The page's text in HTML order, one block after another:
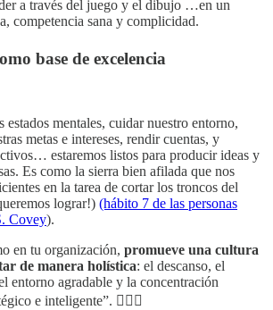
a través del juego y el dibujo …en un
competencia sana y complicidad.
base de excelencia
mentales, cuidar nuestro entorno,
metas e intereses, rendir cuentas, y
estaremos listos para producir ideas y
Es como la sierra bien afilada que nos
en la tarea de cortar los troncos del
lograr!) (hábito 7 de las personas
Covey).
en tu organización, promueve una cultura
de manera holística: el descanso, el
entorno agradable y la concentración
e inteligente”. 🧘🏻‍♀️